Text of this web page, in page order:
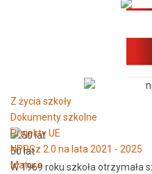
50 lat
W 1969 roku szkoła otrzymała
Z życia szkoły
Dokumenty szkolne
Projekty UE
NPRCz 2.0 na lata 2021 - 2025
Matura